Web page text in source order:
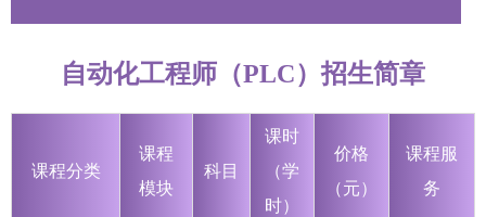
自动化工程师（PLC）招生简章
课程分类
课程
模块
科目
课时
（学
时）
价格
（元）
课程服
务